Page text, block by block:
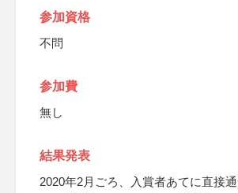
参加資格
不問
参加費
無し
結果発表
2020年2月ごろ、入賞者あてに直接